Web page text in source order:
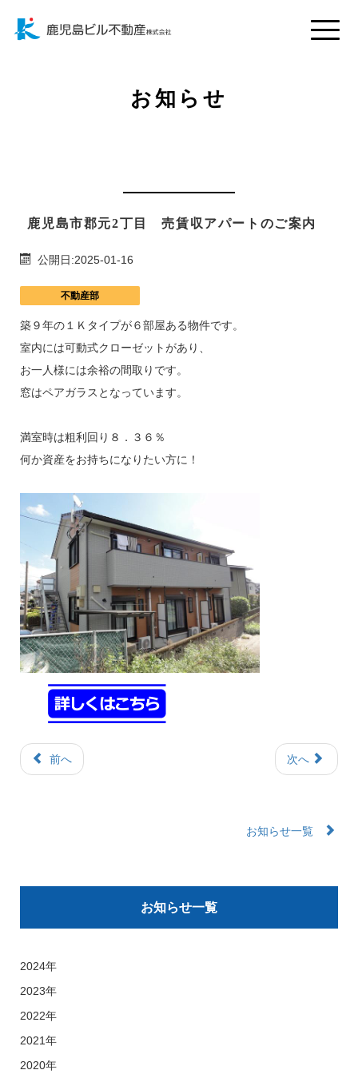
Toggle
お知らせ
鹿児島市郡元2丁目 売賃収アパートのご案内
公開日:2025-01-16
不動産部
築９年の１Ｋタイプが６部屋ある物件です。
室内には可動式クローゼットがあり、
お一人様には余裕の間取りです。
窓はペアガラスとなっています。
満室時は粗利回り８．３６％
何か資産をお持ちになりたい方に！
前へ 次へ
お知らせ一覧
お知らせ一覧
2024年
2023年
2022年
2021年
2020年